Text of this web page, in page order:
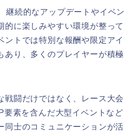
継続的なアップデートやイベン
的に楽しみやすい環境が整って
ントでは特別な報酬や限定アイ
あり、多くのプレイヤーが積極
戦闘だけではなく、レース大会
要素を含んだ大型イベントなど
同士のコミュニケーションが活